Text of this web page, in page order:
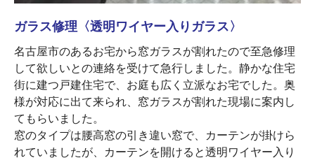
ガラス修理〈透明ワイヤー入りガラス〉
名古屋市のあるお宅から窓ガラスが割れたので至急修理
して欲しいとの連絡を受けて急行しました。静かな住宅
街に建つ戸建住宅で、お庭も広く立派なお宅でした。奥
様が対応に出て来られ、窓ガラスが割れた現場に案内し
てもらいました。
窓のタイプは腰高窓の引き違い窓で、カーテンが掛けら
れていましたが、カーテンを開けると透明ワイヤー入り